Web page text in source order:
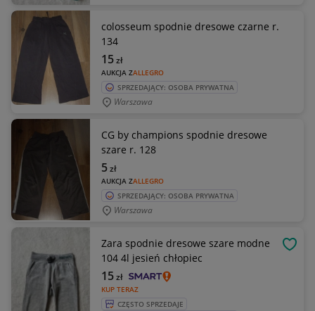
colosseum spodnie dresowe czarne r.
134
AUKCJA ZALLEGRO
15zł
SPRZEDAJĄCY: OSOBA PRYWATNA
Warszawa
CG by champions spodnie dresowe
szare r. 128
AUKCJA ZALLEGRO
5zł
SPRZEDAJĄCY: OSOBA PRYWATNA
Warszawa
Zara spodnie dresowe szare modne
104 4l jesień chłopiec
KUP TERAZ
15zł
CZĘSTO SPRZEDAJE